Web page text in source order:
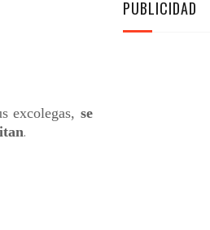
excolegas,se
.
PUBLICIDAD